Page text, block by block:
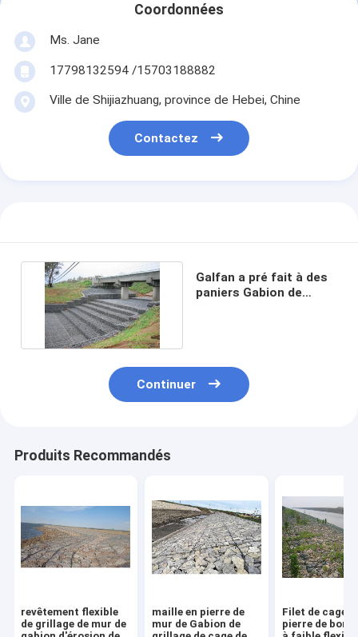
Coordonnées
Ms. Jane
17798132594 /15703188882
Ville de Shijiazhuang, province de Hebei, Chine
Contactez
Galfan a pré fait à des
paniers Gabion de
Continuer
Produits Recommandés
revêtement flexible
de grillage de mur de
maille en pierre de
mur de Gabion de
Filet de cage
pierre de bon